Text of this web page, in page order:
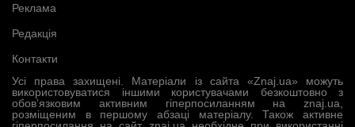
Усі права захищені. Матеріали із сайта «Znaj.ua» можуть
використовуватися іншими користувачами безкоштовно з
обов’язковим активним гіперпосиланням на znaj.ua,
розміщеним в першому абзаці матеріалу. Також активне
Реклама
Редакція
Контакти